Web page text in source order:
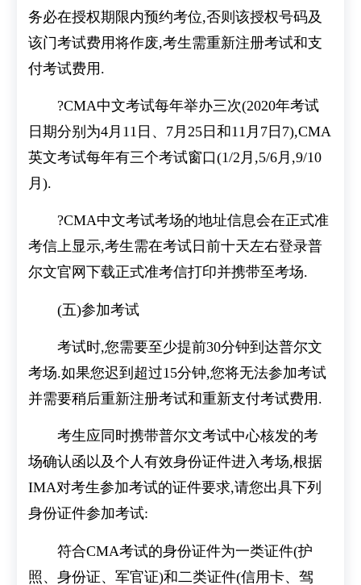
务必在授权期限内预约考位,否则该授权号码及
该门考试费用将作废,考生需重新注册考试和支
付考试费用.
?CMA中文考试每年举办三次(2020年考试
日期分别为4月11日、7月25日和11月7日7),CMA
英文考试每年有三个考试窗口(1/2月,5/6月,9/10
月).
?CMA中文考试考场的地址信息会在正式准
考信上显示,考生需在考试日前十天左右登录普
尔文官网下载正式准考信打印并携带至考场.
(五)参加考试
考试时,您需要至少提前30分钟到达普尔文
考场.如果您迟到超过15分钟,您将无法参加考试
并需要稍后重新注册考试和重新支付考试费用.
考生应同时携带普尔文考试中心核发的考
场确认函以及个人有效身份证件进入考场,根据
IMA对考生参加考试的证件要求,请您出具下列
身份证件参加考试:
符合CMA考试的身份证件为一类证件(护
照、身份证、军官证)和二类证件(信用卡、驾